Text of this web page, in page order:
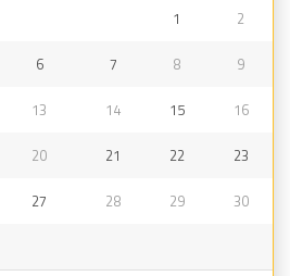
1 2
6 7 8 9
13 14 15 16
20 21 22 23
27 28 29 30